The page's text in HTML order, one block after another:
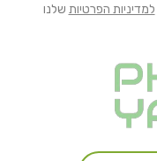
למדיניות הפרטיות שלנו